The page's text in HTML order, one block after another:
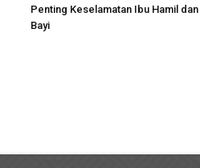
Penting Keselamatan Ibu Hamil dan
Bayi